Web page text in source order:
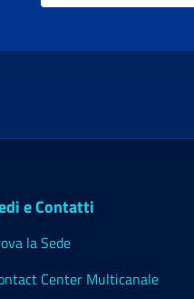
e Contatti
la Sede
Center Multicanale